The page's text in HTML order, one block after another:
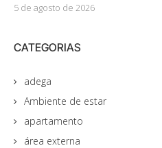
5 de agosto de 2026
CATEGORIAS
adega
Ambiente de estar
apartamento
área externa